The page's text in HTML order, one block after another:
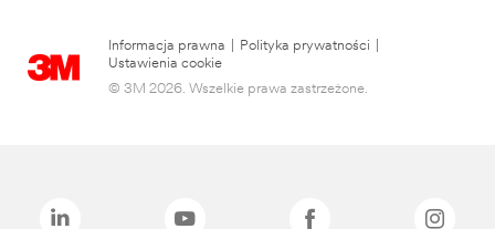
Informacja prawna Polityka prywatności
Ustawienia cookie
© 3M 2026. Wszelkie prawa zastrzeżone.